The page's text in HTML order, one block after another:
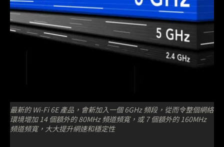
最新的 Wi-Fi 6E 產品，會新加入一個 6GHz 頻段，從而令整個網絡
環境增加 14 個額外的 80MHz 頻道頻寬，或 7 個額外的 160MHz
頻道頻寬，大大提升網速和穩定性